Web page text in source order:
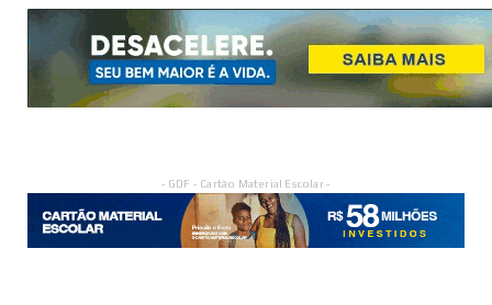
- GDF - Cartão Material Escolar -